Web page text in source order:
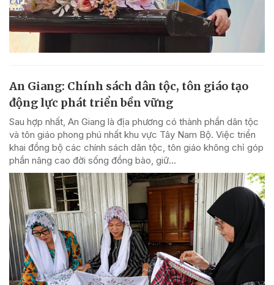
An Giang: Chính sách dân tộc, tôn giáo tạo
động lực phát triển bền vững
Sau hợp nhất, An Giang là địa phương có thành phần dân tộc
và tôn giáo phong phú nhất khu vực Tây Nam Bộ. Việc triển
khai đồng bộ các chính sách dân tộc, tôn giáo không chỉ góp
phần nâng cao đời sống đồng bào, giữ...